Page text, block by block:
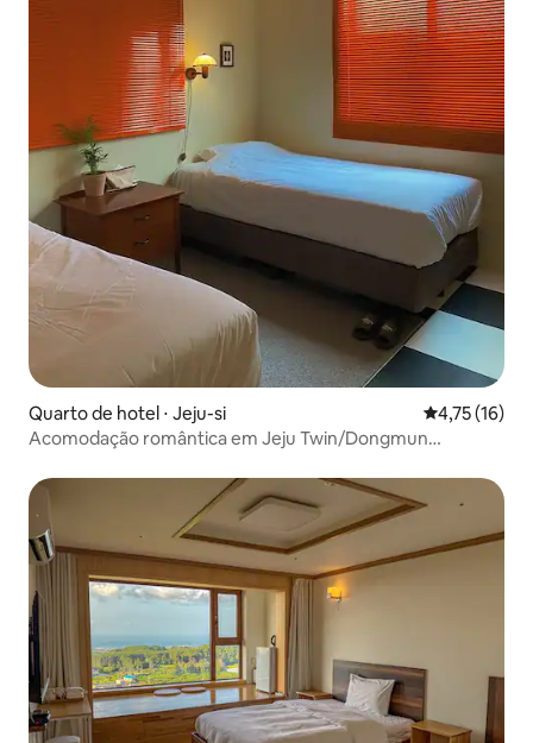
Quarto de hotel ⋅ Jeju-si 4,75 de uma
4,75 (16)
Acomodação romântica em Jeju Twin/Dongmun
minutos/Sanjicheon